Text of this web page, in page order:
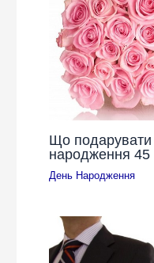
Що
народження 45
День Народження